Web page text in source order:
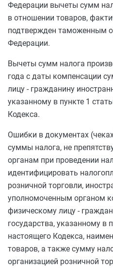
Федерации вычеты сумм
в отношении товаров,
подтвержден таможенным
Федерации.
Вычеты сумм налога
года с даты компенсации
лицу - гражданину
указанному в пункте 1
Кодекса.
Ошибки в документах
суммы налога, не
органам при проведении
идентифицировать
розничной торговли,
уполномоченным органом
физическому лицу -
государства, указанному в
настоящего Кодекса,
товаров, а также сумму
организацией розничной